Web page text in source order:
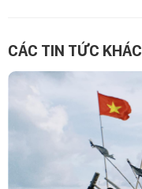
CÁC TIN TỨC KHÁC